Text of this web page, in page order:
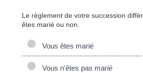
Le règlement de votre succession
êtes marié ou non.
Vous êtes marié
Vous n'êtes pas marié